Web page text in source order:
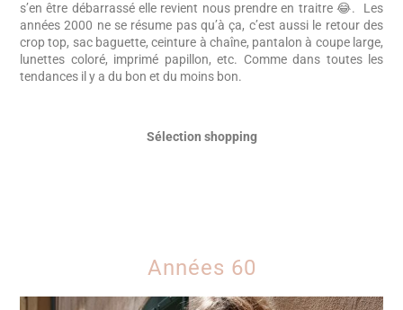
s’en être débarrassé elle revient nous prendre en traitre 😂. Les
années 2000 ne se résume pas qu’à ça, c’est aussi le retour des
crop top, sac baguette, ceinture à chaîne, pantalon à coupe large,
lunettes coloré, imprimé papillon, etc. Comme dans toutes les
tendances il y a du bon et du moins bon.
Sélection shopping
Années 60